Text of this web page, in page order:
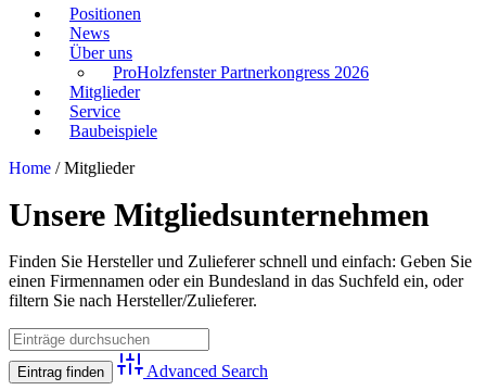
Positionen
News
Über uns
ProHolzfenster Partnerkongress 2026
Mitglieder
Service
Baubeispiele
Home /Mitglieder
Unsere Mitgliedsunternehmen
Finden Sie Hersteller und Zulieferer schnell und einfach: Geben Sie
einen Firmennamen oder ein Bundesland in das Suchfeld ein, oder
filtern Sie nach Hersteller/Zulieferer.
Advanced Search